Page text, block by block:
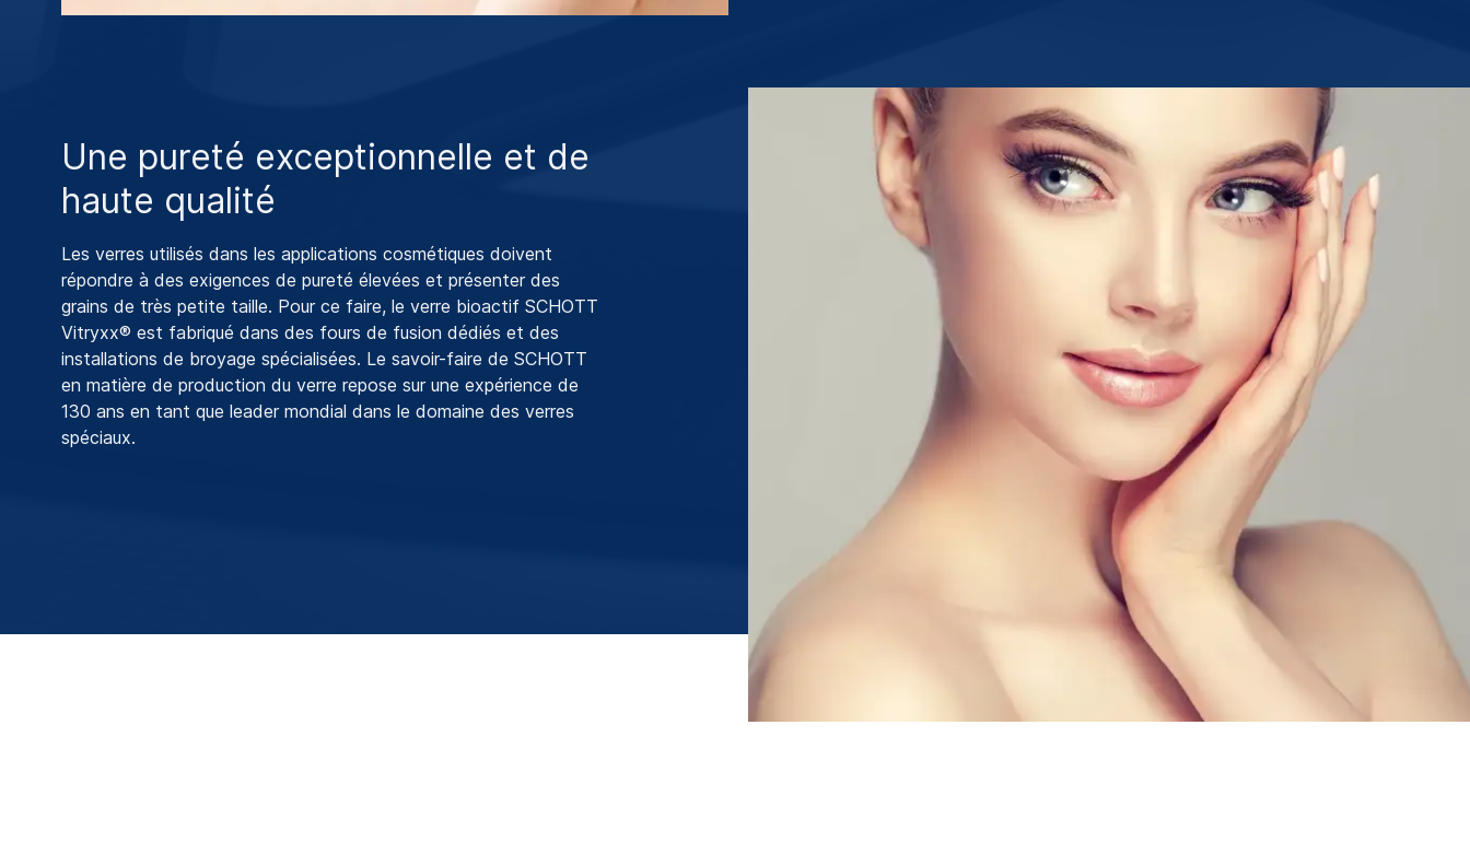
Une pureté exceptionnelle et de
haute qualité
Les verres utilisés dans les applications cosmétiques doivent
répondre à des exigences de pureté élevées et présenter des
grains de très petite taille. Pour ce faire, le verre bioactif SCHOTT
Vitryxx® est fabriqué dans des fours de fusion dédiés et des
installations de broyage spécialisées. Le savoir-faire de SCHOTT
en matière de production du verre repose sur une expérience de
130 ans en tant que leader mondial dans le domaine des verres
spéciaux.